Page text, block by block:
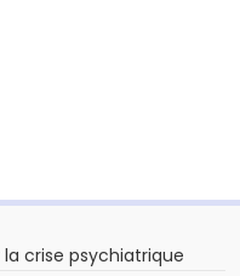
la crise psychiatrique